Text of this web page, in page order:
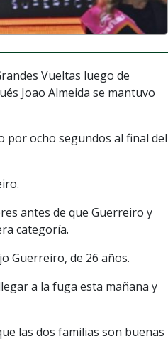
Vueltas luego de
Joao Almeida se mantuvo
por ocho segundos al final del
antes de que Guerreiro y
categoría.
Guerreiro, de 26 años.
a la fuga esta mañana y
las dos familias son buenas